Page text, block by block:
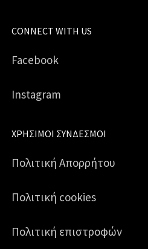
CONNECT WITH US
Facebook
Instagram
ΧΡΉΣΙΜΟΙ ΣΎΝΔΕΣΜΟΙ
Πολιτική Απορρήτου
Πολιτική cookies
Πολιτική επιστροφών